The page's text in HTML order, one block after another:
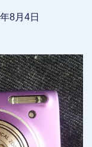
8月4日